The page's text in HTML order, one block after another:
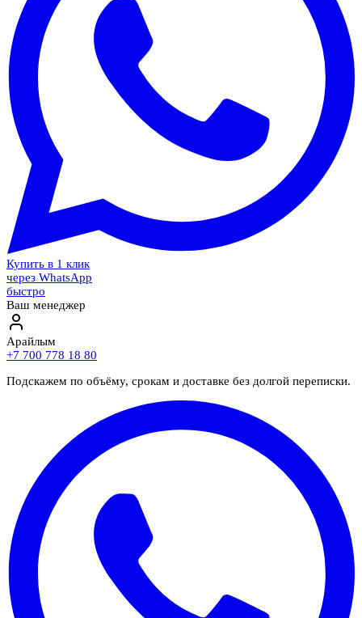
Купить в 1 клик
через WhatsApp
быстро
Ваш менеджер
Арайлым
+7 700 778 18 80
Подскажем по объёму, срокам и доставке без долгой переписки.